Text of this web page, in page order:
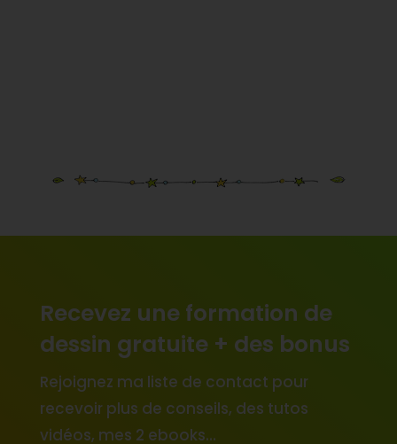
Recevez une formation de
dessin gratuite + des bonus
Rejoignez ma liste de contact pour
recevoir plus de conseils, des tutos
vidéos, mes 2 ebooks…